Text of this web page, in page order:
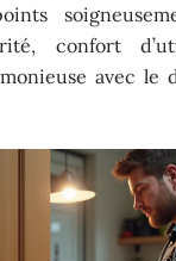
confort
avec le